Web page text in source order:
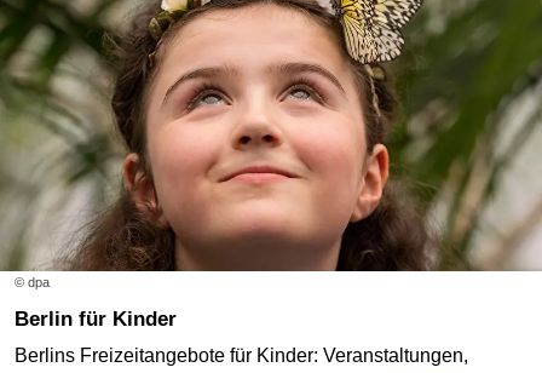
© dpa
Berlin für Kinder
Berlins Freizeitangebote für Kinder: Veranstaltungen,